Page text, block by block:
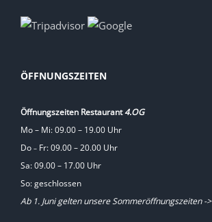
ÖFFNUNGSZEITEN
Öffnungszeiten Restaurant4.OG
Mo – Mi: 09.00 – 19.00 Uhr
Do – Fr: 09.00 – 20.00 Uhr
Sa: 09.00 – 17.00 Uhr
So: geschlossen
Ab 1. Juni gelten unsere Sommeröffnungszeiten ->